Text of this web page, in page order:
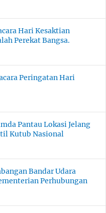
Hari Kesaktian
Perekat Bangsa.
Peringatan Hari
Pantau Lokasi Jelang
Kutub Nasional
Bandar Udara
Perhubungan